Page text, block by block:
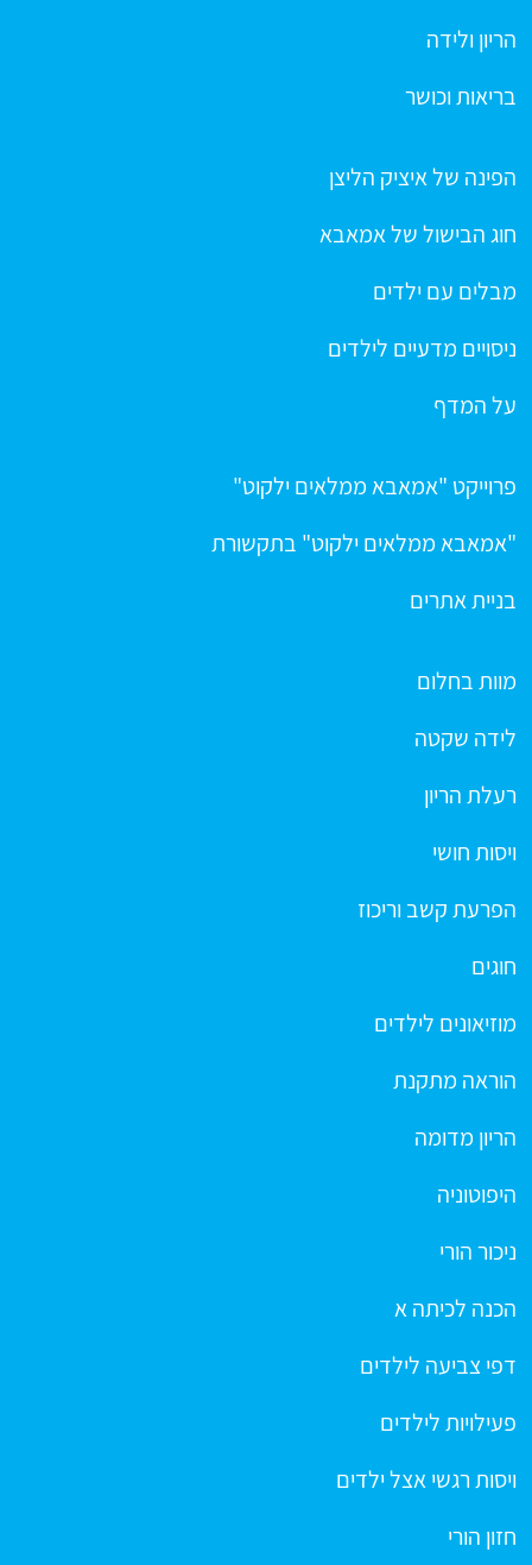
הריון ולידה
בריאות וכושר
הפינה של איציק הליצן
חוג הבישול של אמאבא
מבלים עם ילדים
ניסויים מדעיים לילדים
על המדף
פרוייקט "אמאבא ממלאים ילקוט"
"אמאבא ממלאים ילקוט" בתקשורת
בניית אתרים
מוות בחלום
לידה שקטה
רעלת הריון
ויסות חושי
הפרעת קשב וריכוז
חוגים
מוזיאונים לילדים
הוראה מתקנת
הריון מדומה
היפוטוניה
ניכור הורי
הכנה לכיתה א
דפי צביעה לילדים
פעילויות לילדים
ויסות רגשי אצל ילדים
חזון הורי